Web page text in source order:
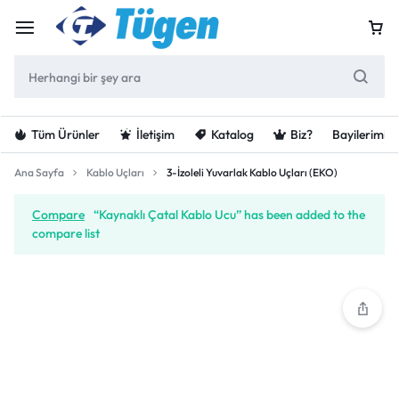
Tüm Ürünler İletişim Katalog Biz? Bayilerimiz
Ana Sayfa Kablo Uçları 3-İzoleli Yuvarlak Kablo Uçları (EKO)
Compare “Kaynaklı Çatal Kablo Ucu” has been added to the
compare list